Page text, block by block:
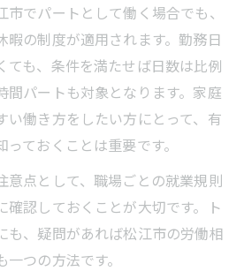
トと両立しやすい有給の工夫
パート有給の賢い取り方
ートの有給休暇活用法
族予定に合わせた有給取得
安心できる有給申請の工夫
使うパート有給の事例紹介
ト有給休暇の具体的ルール
暇の日数計算と付与基準
でパートとして働く場合でも、
暇の制度が適用されます。勤務日
ても、条件を満たせば日数は比例
間パートも対象となります。家庭
い働き方をしたい方にとって、有
ておくことは重要です。
意点として、職場ごとの就業規則
確認しておくことが大切です。ト
も、疑問があれば松江市の労働相
つの方法です。